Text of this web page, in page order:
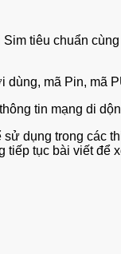
tiêu chuẩn
mã Pin, mã
tin mạng di
dụng trong các
tục bài viết để